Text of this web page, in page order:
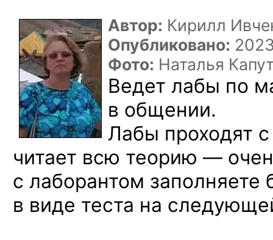
Автор: Кирилл
Опубликовано:
Фото: Наталья
Ведет лабы по
в общении.
Лабы проходят
читает всю теорию —
с лаборантом заполняете
в виде теста на